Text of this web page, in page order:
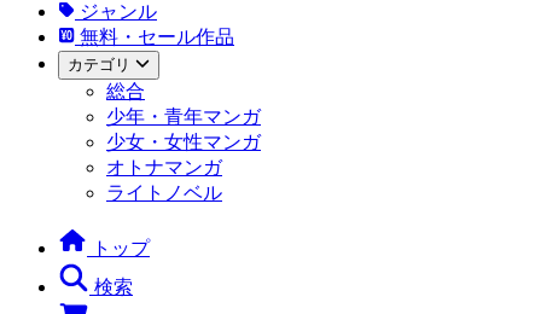
ジャンル
無料・セール作品
カテゴリ
総合
少年・青年マンガ
少女・女性マンガ
オトナマンガ
ライトノベル
トップ
検索